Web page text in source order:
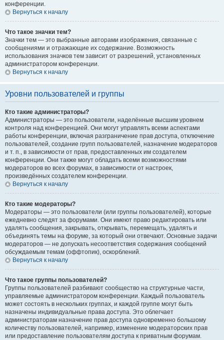
конференции.
Вернуться к началу
Что такое значки тем?
Значки тем — это выбранные авторами изображения, связанные с
сообщениями и отражающие их содержание. Возможность
использования значков тем зависит от разрешений, установленных
администратором конференции.
Вернуться к началу
Уровни пользователей и группы
Кто такие администраторы?
Администраторы — это пользователи, наделённые высшим уровнем
контроля над конференцией. Они могут управлять всеми аспектами
работы конференции, включая разграничение прав доступа, отключение
пользователей, создание групп пользователей, назначение модераторов
и т. п., в зависимости от прав, предоставленных им создателем
конференции. Они также могут обладать всеми возможностями
модераторов во всех форумах, в зависимости от настроек,
произведённых создателем конференции.
Вернуться к началу
Кто такие модераторы?
Модераторы — это пользователи (или группы пользователей), которые
ежедневно следят за форумами. Они имеют право редактировать или
удалять сообщения, закрывать, открывать, перемещать, удалять и
объединять темы на форуме, за который они отвечают. Основные задачи
модераторов — не допускать несоответствия содержания сообщений
обсуждаемым темам (оффтопик), оскорблений.
Вернуться к началу
Что такое группы пользователей?
Группы пользователей разбивают сообщество на структурные части,
управляемые администратором конференции. Каждый пользователь
может состоять в нескольких группах, и каждой группе могут быть
назначены индивидуальные права доступа. Это облегчает
администраторам назначение прав доступа одновременно большому
количеству пользователей, например, изменение модераторских прав
или предоставление пользователям доступа к приватным форумам.